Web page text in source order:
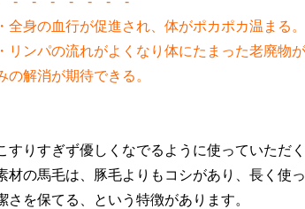
・全身の血行が促進され、体がポカポカ温まる。
・リンパの流れがよくなり体にたまった老廃物
の解消が期待できる。
すりすぎず優しくなでるように使っていただ
材の馬毛は、豚毛よりもコシがあり、長く使
さを保てる、という特徴があります。